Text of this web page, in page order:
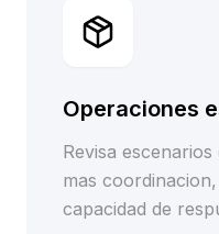
Operaciones
Revisa
mas
capacidad de